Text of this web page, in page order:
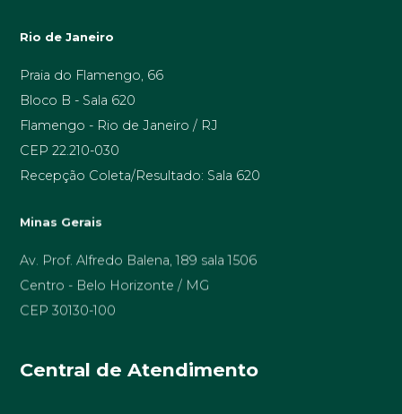
Rio de Janeiro
Praia do Flamengo, 66
Bloco B - Sala 620
Flamengo - Rio de Janeiro / RJ
CEP 22.210-030
Recepção Coleta/Resultado: Sala 620
Minas Gerais
Av. Prof. Alfredo Balena, 189 sala 1506
Centro - Belo Horizonte / MG
CEP 30130-100
Central de Atendimento